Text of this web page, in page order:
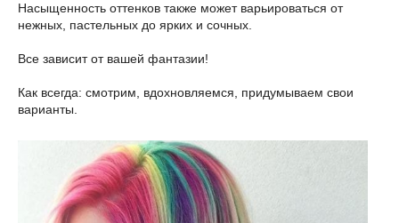
Насыщенность оттенков также может варьироваться от
нежных, пастельных до ярких и сочных.
Все зависит от вашей фантазии!
Как всегда: смотрим, вдохновляемся, придумываем свои
варианты.